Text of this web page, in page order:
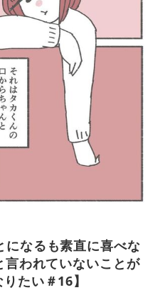
なるも素直に喜べな
言われていないことが
たい＃16】